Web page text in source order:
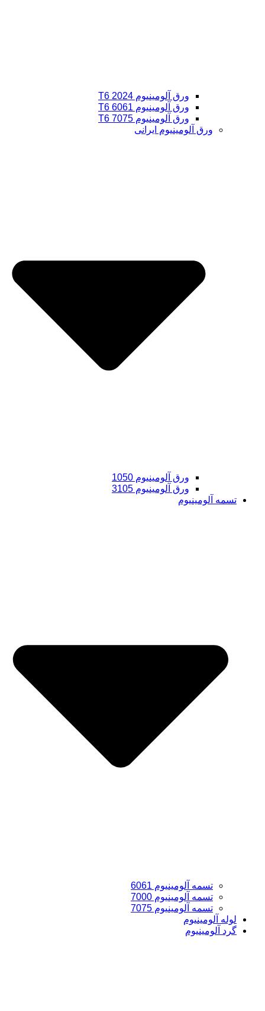
ورق آلومینیوم 2024 T6
ورق آلومینیوم 6061 T6
ورق آلومینیوم 7075 T6
ورق آلومینیوم ایرانی
ورق آلومینیوم 1050
ورق آلومینیوم 3105
تسمه آلومینیوم
تسمه آلومینیوم 6061
تسمه آلومینیوم 7000
تسمه آلومینیوم 7075
لوله آلومینیوم
گرد آلومینیوم